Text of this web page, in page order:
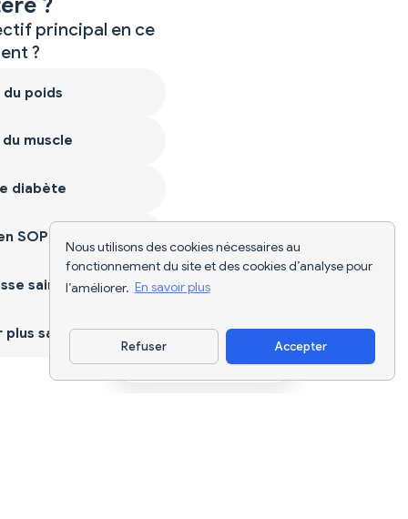
Nous utilisons des cookies nécessaires au
fonctionnement du site et des cookies d’analyse pour
l’améliorer. En savoir plus
Refuser Accepter
Télécharger l'appli
principal en ce
?
poids
muscle
diabète
SOPK
saine
sain